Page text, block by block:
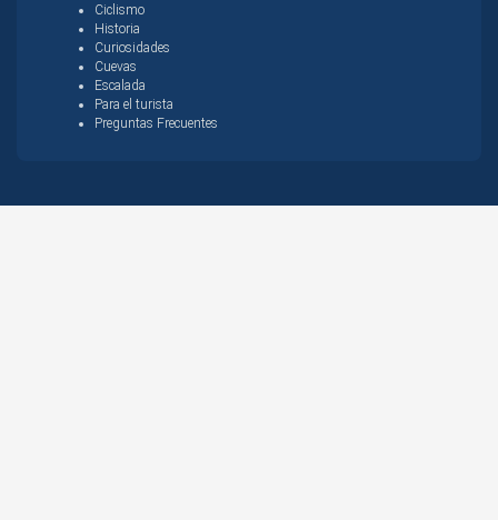
Ciclismo
Historia
Curiosidades
Cuevas
Escalada
Para el turista
Preguntas Frecuentes